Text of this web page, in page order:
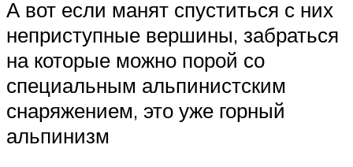
А вот если манят спуститься с них
неприступные вершины, забраться
на которые можно порой со
специальным альпинистским
снаряжением, это уже горный
альпинизм